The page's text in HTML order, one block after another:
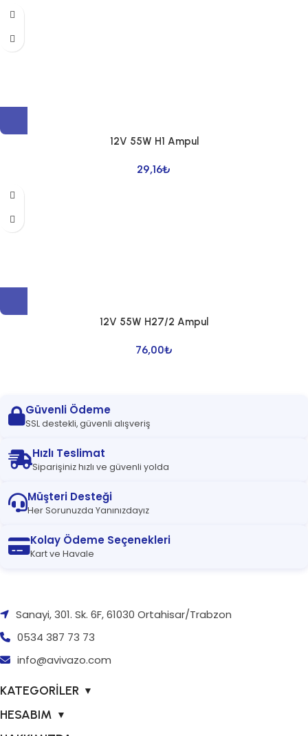
12V 55W H1 Ampul
29,16₺
12V 55W H27/2 Ampul
76,00₺
Güvenli Ödeme
SSL destekli, güvenli alışveriş
Hızlı Teslimat
Siparişiniz hızlı ve güvenli yolda
Müşteri Desteği
Her Sorunuzda Yanınızdayız
Kolay Ödeme Seçenekleri
Kart ve Havale
Sanayi, 301. Sk. 6F, 61030 Ortahisar/Trabzon
0534 387 73 73
info@avivazo.com
KATEGORİLER ▼
HESABIM ▼